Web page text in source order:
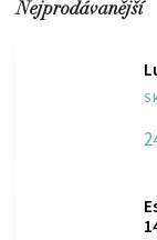
Nejprodávanější